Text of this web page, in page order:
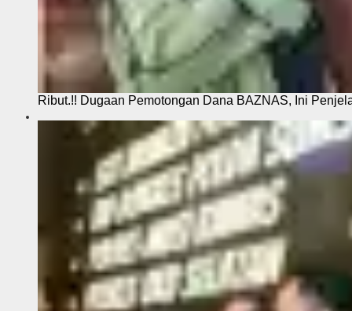
Ribut.!! Dugaan Pemotongan Dana BAZNAS, Ini